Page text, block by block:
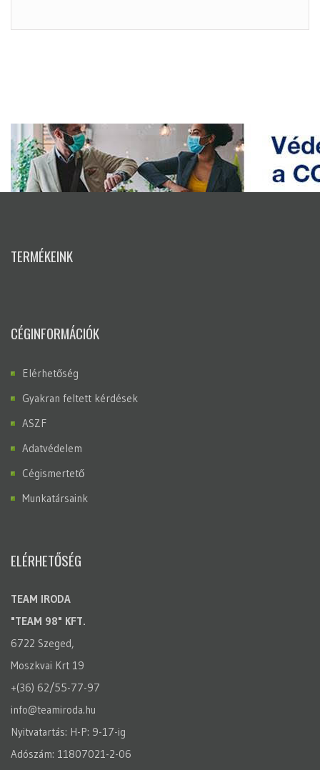
TERMÉKEINK
CÉGINFORMÁCIÓK
Elérhetőség
Gyakran feltett kérdések
ASZF
Adatvédelem
Cégismertető
Munkatársaink
ELÉRHETŐSÉG
TEAM IRODA
"TEAM 98" KFT.
6722 Szeged,
Moszkvai Krt 19
+(36) 62/55-77-97
info@teamiroda.hu
Nyitvatartás: H-P: 9-17-ig
Adószám: 11807021-2-06